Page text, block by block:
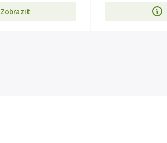
Zobrazit